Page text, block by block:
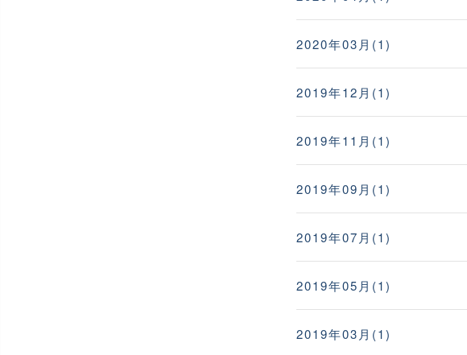
2020年03月(1)
2019年12月(1)
2019年11月(1)
2019年09月(1)
2019年07月(1)
2019年05月(1)
2019年03月(1)